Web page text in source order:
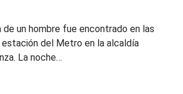
de un hombre fue encontrado en las
estación del Metro en la alcaldía
La noche…